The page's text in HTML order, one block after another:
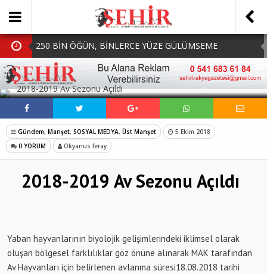
250 BİN ÖĞÜN, BİNLERCE YÜZE GÜLÜMSEME
BAŞKAN MÜGE YILDIZ TOPAK: ‘SOSYAL
BELEDİYECİLİKTE HİÇBİR HEMŞERİMİZİ YALNIZ
BIRAKMIYORUZ!’
MHP Çorlu İlçe Teşkilatında Yeni Dönem Başladı:
Mazbatalar Alındı
Dolu Vurdu, Büyükşehir Üreticiyi Yalnız Bırakmadı
SOFRALARDA BEREKETİ, GÖNÜLLERDE DAYANIŞMAYI
SOSYAL MEDYADA PAYLAŞ
Gündem, Manşet, SOSYAL MEDYA, Üst Manşet
5 Ekim 2018
0 YORUM
Okyanus feray
2018-2019 Av Sezonu Açıldı
Yaban hayvanlarının biyolojik gelişimlerindeki iklimsel olarak
oluşan bölgesel farklılıklar göz önüne alınarak MAK tarafından
Av Hayvanları için belirlenen avlanma süresi18.08.2018 tarihi